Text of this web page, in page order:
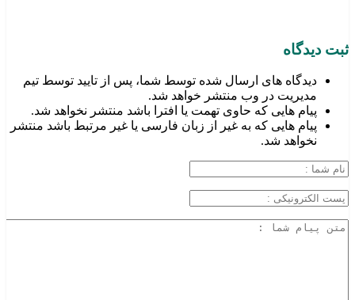
ثبت دیدگاه
دیدگاه های ارسال شده توسط شما، پس از تایید توسط تیم
مدیریت در وب منتشر خواهد شد.
پیام هایی که حاوی تهمت یا افترا باشد منتشر نخواهد شد.
پیام هایی که به غیر از زبان فارسی یا غیر مرتبط باشد منتشر
نخواهد شد.